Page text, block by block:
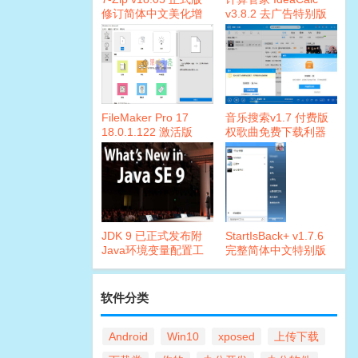
修订简体中文美化增
强版
v3.8.2 去广告特别版
FileMaker Pro 17
18.0.1.122 激活版
音乐搜索v1.7 付费版
权歌曲免费下载利器
JDK 9 已正式发布附
Java环境变量配置工
StartIsBack+ v1.7.6
完整简体中文特别版
软件分类
Android Win10 xposed
上传下载